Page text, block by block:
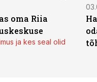
oma Riia
ja kes seal olid